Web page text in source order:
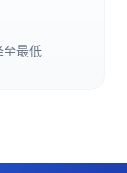
最低